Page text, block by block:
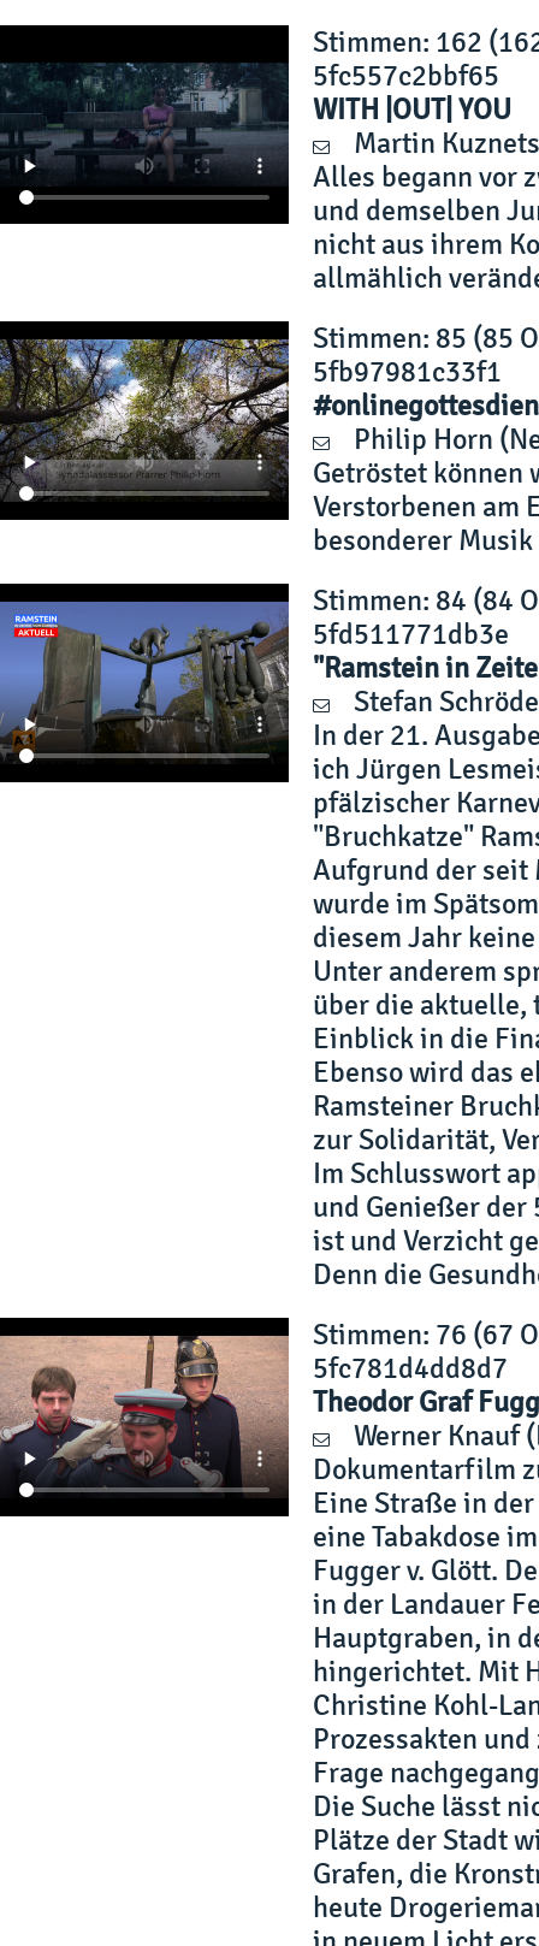
Stimmen: 162
5fc557c2bbf65
WITH |OUT| YOU
Martin
Alles begann vor
und demselben
nicht aus ihrem
allmählich
Stimmen: 85 (85
5fb97981c33f1
Philip Horn
Getröstet können
Verstorbenen am
besonderer
Stimmen: 84 (84
5fd511771db3e
"Ramstein in
Stefan
In der 21.
ich Jürgen
pfälzischer
"Bruchkatze"
Aufgrund der seit
wurde im
diesem Jahr
Unter anderem
über die aktuelle,
Einblick in die
Ebenso wird das
Ramsteiner
zur Solidarität,
Im Schlusswort
und Genießer
ist und Verzicht
Denn die
Stimmen: 76 (67
5fc781d4dd8d7
Theodor Graf
Werner Knauf
Dokumentarfilm
Eine Straße in
eine Tabakdose
Fugger v. Glött.
in der Landauer
Hauptgraben, in
hingerichtet. Mit
Christine Kohl-
Prozessakten
Frage
Die Suche lässt
Plätze der Stadt
Grafen, die
heute